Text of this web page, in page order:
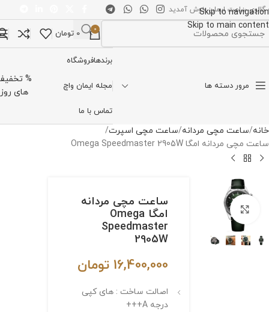
Skip to navigation
Skip to main content
گالری ساعت ایمان خوش آمدید
0
0 تومان
مرور دسته ها
برندهافروشگاه
مجله ایمان واچ
تماس با ما
%
های روز
خانه ساعت مچی مردانه ساعت مچی اسپرت
ساعت مچی مردانه امگا Omega Speedmaster 2905W
برای بزرگنمایی کلیک کنیدساعت مچی مردانه
امگا Omega
Speedmaster
2905W
16,400,000 تومان
اصالت ساخت : های کپی
درجه A+++